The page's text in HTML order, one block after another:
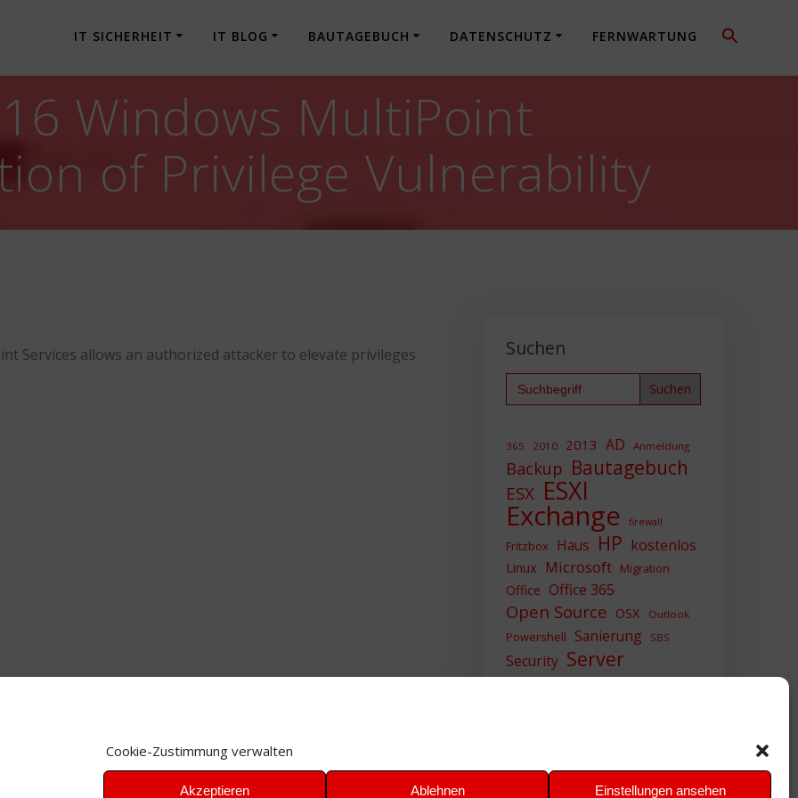
Cookie-Zustimmung verwalten
Akzeptieren Ablehnen Einstellungen ansehen
IT SICHERHEIT IT BLOG BAUTAGEBUCH DATENSCHUTZ FERNWARTUNG
Windows MultiPoint
of Privilege Vulnerability
Services allows an authorized attacker to elevate privileges
Suchen
Search
for:
365 2010 2013 AD Anmeldung
Backup Bautagebuch
ESX ESXI
Exchange firewall
Fritzbox Haus HP kostenlos
Linux Microsoft Migration
Office Office 365
Open Source OSX Outlook
Powershell Sanierung SBS
Security Server
Sicherheit SIEM
VMWare VPN WAZUH